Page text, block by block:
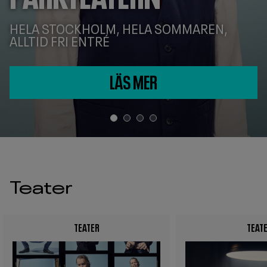
HELA STOCKHOLM, HELA SOMMAREN,
ALLTID FRI ENTRÉ
LÄS MER
STARTSIDA
Stadsteatern
är
Teater
TEATER
Image Image